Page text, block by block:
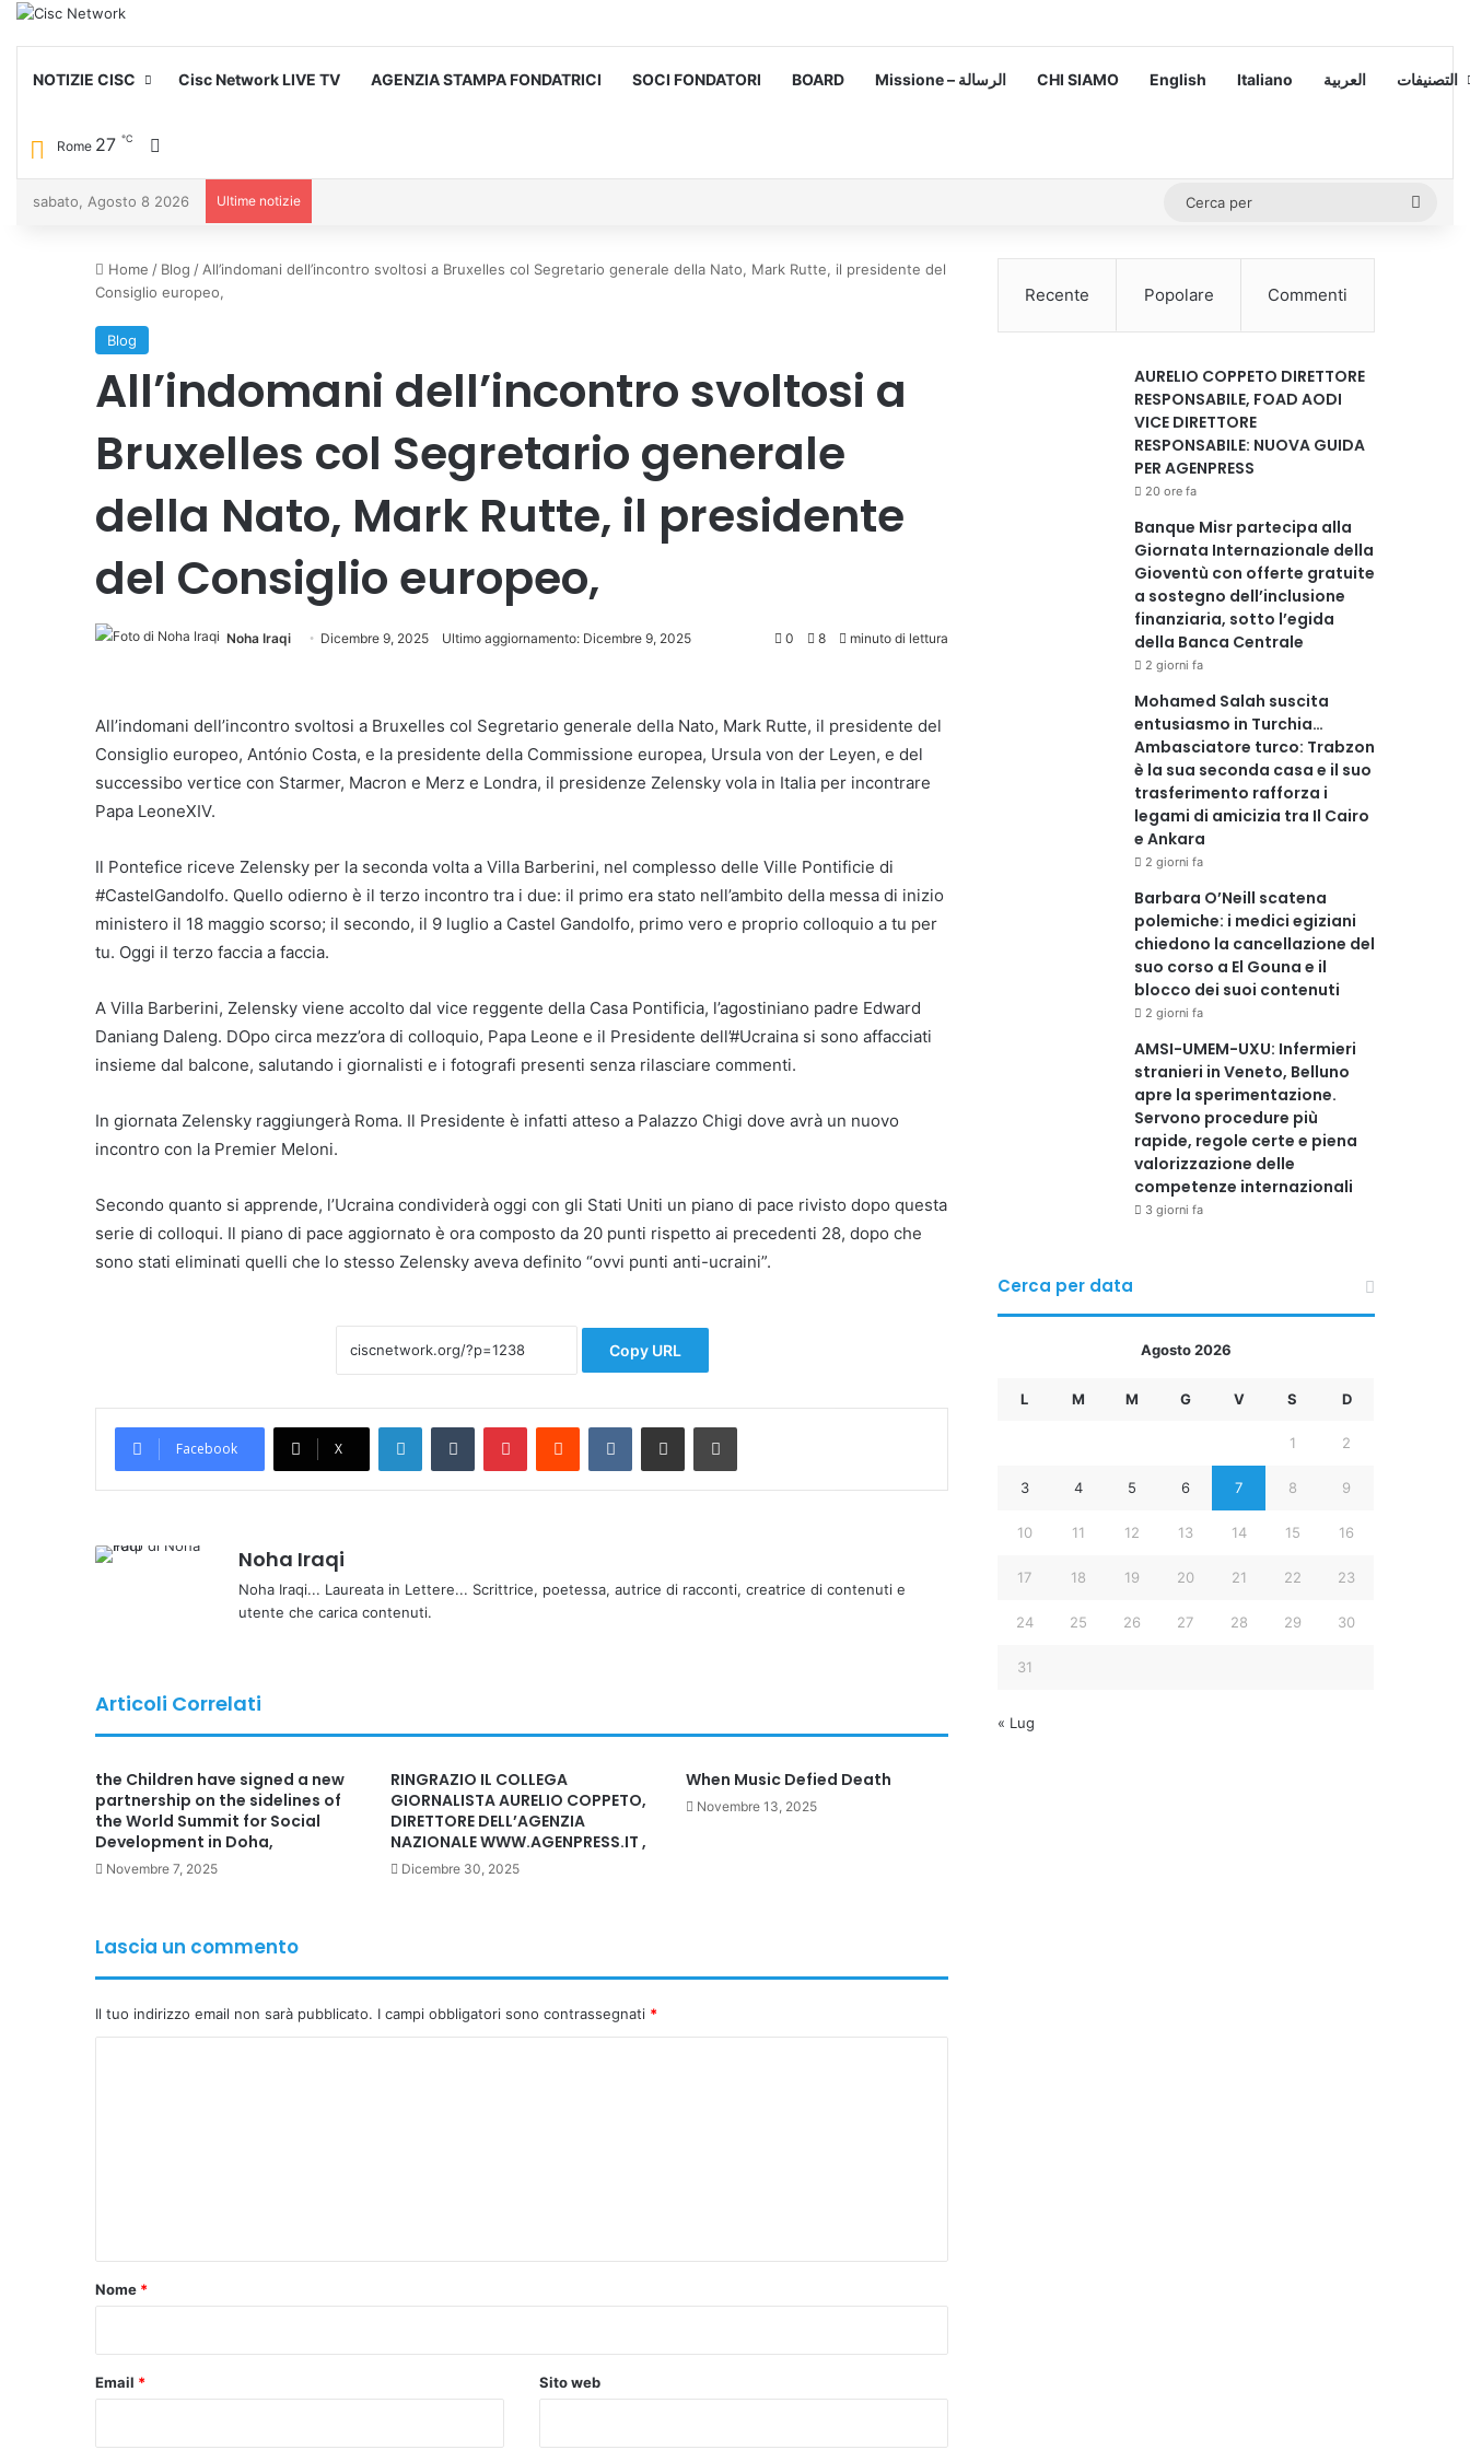
NOTIZIE CISC Cisc Network LIVE TV AGENZIA STAMPA FONDATRICI SOCI FONDATORI BOARD Missione – الرسالة CHI SIAMO English Italiano العربية التصنيفات
Rome 27 ℃
sabato, Agosto 8 2026 Ultime notizie
Home / Blog / All’indomani dell’incontro svoltosi a Bruxelles col Segretario generale della Nato, Mark Rutte, il presidente del
Consiglio europeo,
Blog
All’indomani dell’incontro svoltosi a
Bruxelles col Segretario generale
della Nato, Mark Rutte, il presidente
del Consiglio europeo,
Noha Iraqi Dicembre 9, 2025 Ultimo aggiornamento: Dicembre 9, 2025 0 8 minuto di lettura
All’indomani dell’incontro svoltosi a Bruxelles col Segretario generale della Nato, Mark Rutte, il presidente del
Consiglio europeo, António Costa, e la presidente della Commissione europea, Ursula von der Leyen, e del
successibo vertice con Starmer, Macron e Merz e Londra, il presidenze Zelensky vola in Italia per incontrare
Papa LeoneXIV.
Il Pontefice riceve Zelensky per la seconda volta a Villa Barberini, nel complesso delle Ville Pontificie di
#CastelGandolfo. Quello odierno è il terzo incontro tra i due: il primo era stato nell’ambito della messa di inizio
ministero il 18 maggio scorso; il secondo, il 9 luglio a Castel Gandolfo, primo vero e proprio colloquio a tu per
tu. Oggi il terzo faccia a faccia.
A Villa Barberini, Zelensky viene accolto dal vice reggente della Casa Pontificia, l’agostiniano padre Edward
Daniang Daleng. DOpo circa mezz’ora di colloquio, Papa Leone e il Presidente dell’#Ucraina si sono affacciati
insieme dal balcone, salutando i giornalisti e i fotografi presenti senza rilasciare commenti.
In giornata Zelensky raggiungerà Roma. Il Presidente è infatti atteso a Palazzo Chigi dove avrà un nuovo
incontro con la Premier Meloni.
Secondo quanto si apprende, l’Ucraina condividerà oggi con gli Stati Uniti un piano di pace rivisto dopo questa
serie di colloqui. Il piano di pace aggiornato è ora composto da 20 punti rispetto ai precedenti 28, dopo che
sono stati eliminati quelli che lo stesso Zelensky aveva definito “ovvi punti anti-ucraini”.
Copy URL
Facebook X
Noha Iraqi
Noha Iraqi... Laureata in Lettere... Scrittrice, poetessa, autrice di racconti, creatrice di contenuti e
utente che carica contenuti.
Articoli Correlati
the Children have signed a new
partnership on the sidelines of
the World Summit for Social
Development in Doha,
Novembre 7, 2025
RINGRAZIO IL COLLEGA
GIORNALISTA AURELIO COPPETO,
DIRETTORE DELL’AGENZIA
NAZIONALE WWW.AGENPRESS.IT ,
Dicembre 30, 2025
When Music Defied Death
Novembre 13, 2025
Lascia un commento
Il tuo indirizzo email non sarà pubblicato. I campi obbligatori sono contrassegnati *
o
Nome *
Email * Sito web
Recente Popolare Commenti
AURELIO COPPETO DIRETTORE
RESPONSABILE, FOAD AODI
VICE DIRETTORE
RESPONSABILE: NUOVA GUIDA
PER AGENPRESS
20 ore fa
Banque Misr partecipa alla
Giornata Internazionale della
Gioventù con offerte gratuite
a sostegno dell’inclusione
finanziaria, sotto l’egida
della Banca Centrale
2 giorni fa
Mohamed Salah suscita
entusiasmo in Turchia…
Ambasciatore turco: Trabzon
è la sua seconda casa e il suo
trasferimento rafforza i
legami di amicizia tra Il Cairo
e Ankara
2 giorni fa
Barbara O’Neill scatena
polemiche: i medici egiziani
chiedono la cancellazione del
suo corso a El Gouna e il
blocco dei suoi contenuti
2 giorni fa
AMSI-UMEM-UXU: Infermieri
stranieri in Veneto, Belluno
apre la sperimentazione.
Servono procedure più
rapide, regole certe e piena
valorizzazione delle
competenze internazionali
3 giorni fa
Cerca per data
Agosto 2026
L M M G V S D
1 2
3 4 5 6 7 8 9
10 11 12 13 14 15 16
17 18 19 20 21 22 23
24 25 26 27 28 29 30
31
« Lug